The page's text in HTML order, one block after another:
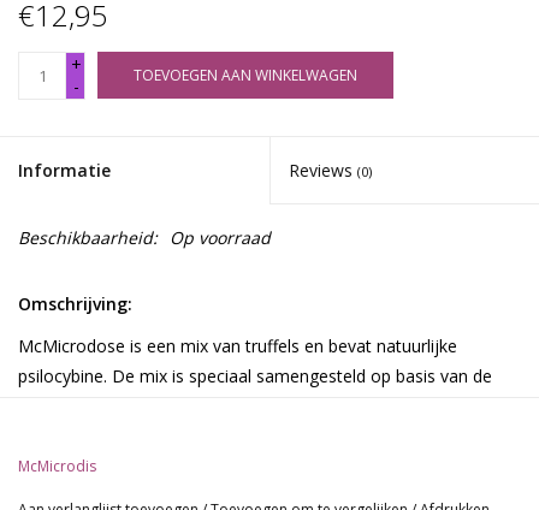
€12,95
+
-
TOEVOEGEN AAN WINKELWAGEN
Informatie Reviews (0)
Beschikbaarheid: Op voorraad
Omschrijving:
McMicrodose is een mix van truffels en bevat natuurlijke
psilocybine. De mix is speciaal samengesteld op basis van de
Deze 2 x 5 grams verpakking is ideaal voor beginnende
McMicrodis